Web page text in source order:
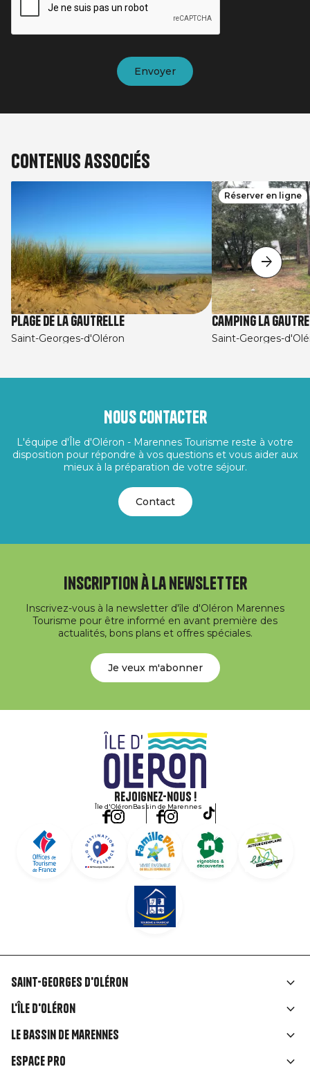
Contenus associés
Plage de la Gautrelle
Saint-Georges-d'Oléron
Réserver en ligne
Camping La
Saint-Georges-
Nous contacter
L'équipe d'Île d'Oléron - Marennes Tourisme reste à votre
disposition pour répondre à vos questions et vous aider aux
mieux à la préparation de votre séjour.
Contact
Inscription à la newsletter
Inscrivez-vous à la newsletter d'île d'Oléron Marennes
Tourisme pour être informé en avant première des
actualités, bons plans et offres spéciales.
Je veux m'abonner
Rejoignez-nous !
Île d'OléronBassin de Marennes
Liens
rubriques
Saint-Georges d'Oléron
L'île d'Oléron
Le Bassin de Marennes
Espace Pro